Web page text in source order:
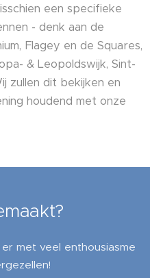
een specifieke
- denk aan de
Flagey en de Squares,
& Leopoldswijk, Sint-
zullen dit bekijken en
houdend met onze
enthousiasme